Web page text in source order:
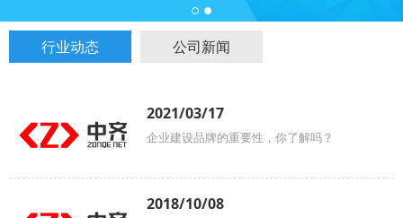
行业动态 公司新闻
2021/03/17
企业建设品牌的重要性，你了解吗？
2018/10/08